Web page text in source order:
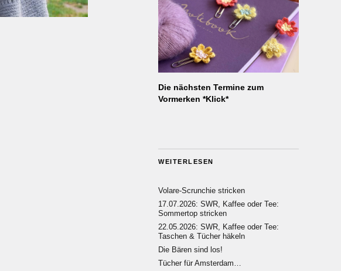
Die nächsten Termine zum
Vormerken *Klick*
WEITERLESEN
Volare-Scrunchie stricken
17.07.2026: SWR, Kaffee oder Tee:
Sommertop stricken
22.05.2026: SWR, Kaffee oder Tee:
Taschen & Tücher häkeln
Die Bären sind los!
Tücher für Amsterdam…